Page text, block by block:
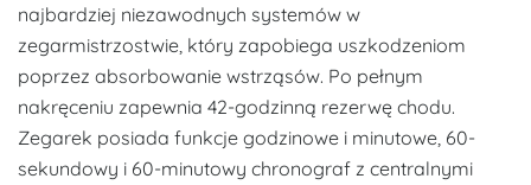
najbardziej niezawodnych systemów w
zegarmistrzostwie, który zapobiega uszkodzeniom
poprzez absorbowanie wstrząsów. Po pełnym
nakręceniu zapewnia 42-godzinną rezerwę chodu.
Zegarek posiada funkcje godzinowe i minutowe, 60-
sekundowy i 60-minutowy chronograf z centralnymi